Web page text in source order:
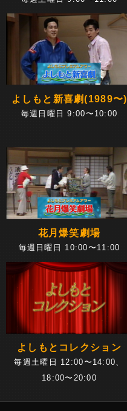
よしもと新喜劇(1989〜)
毎週日曜日 9:00〜10:00
花月爆笑劇場
毎週日曜日 10:00〜11:00
よしもとコレクション
毎週土曜日 12:00〜14:00、
18:00〜20:00